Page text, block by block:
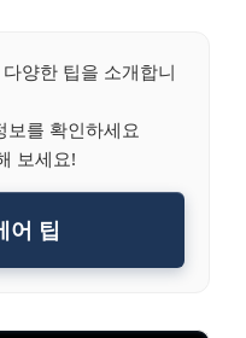
양한 팁을 소개합니
보를 확인하세요
보세요!
어 팁